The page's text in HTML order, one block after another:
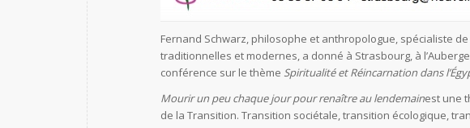
Fernand Schwarz, philosophe et anthropologue, spécialiste
traditionnelles et modernes, a donné à Strasbourg, à
conférence sur le thème Spiritualité et Réincarnation dans
Mourir un peu chaque jour pour renaître au lendemainest une
de la Transition. Transition sociétale, transition écologique,